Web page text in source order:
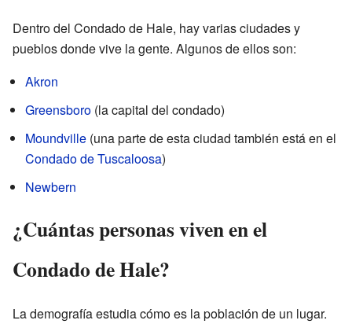
Dentro del Condado de Hale, hay varias ciudades y
pueblos donde vive la gente. Algunos de ellos son:
Akron
Greensboro (la capital del condado)
Moundville (una parte de esta ciudad también está en el
Condado de Tuscaloosa)
Newbern
¿Cuántas personas viven en el
Condado de Hale?
La demografía estudia cómo es la población de un lugar.